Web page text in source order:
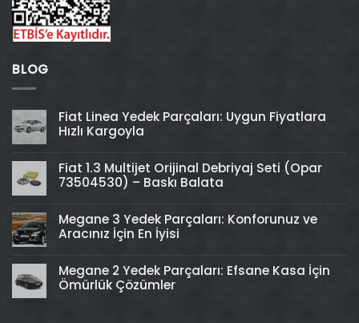
BLOG
Fiat Linea Yedek Parçaları: Uygun Fiyatlara
Hızlı Kargoyla
Fiat 1.3 Multijet Orijinal Debriyaj Seti (Opar
73504530) – Baskı Balata
Megane 3 Yedek Parçaları: Konforunuz ve
Aracınız İçin En İyisi
Megane 2 Yedek Parçaları: Efsane Kasa İçin
Ömürlük Çözümler